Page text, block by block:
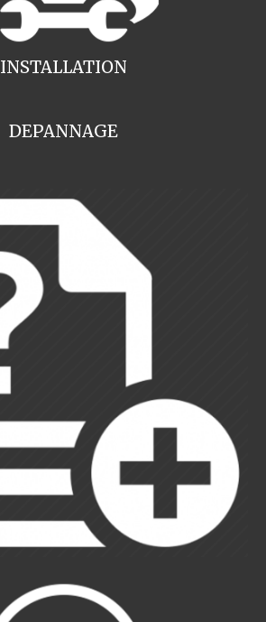
INSTALLATION
DEPANNAGE